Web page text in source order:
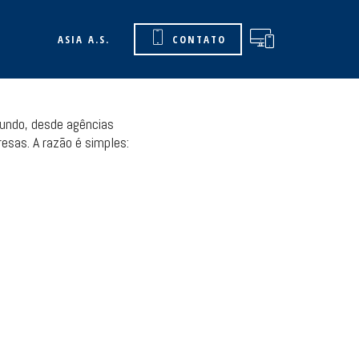
ASIA A.S. CONTATO
desde agências
A razão é simples: